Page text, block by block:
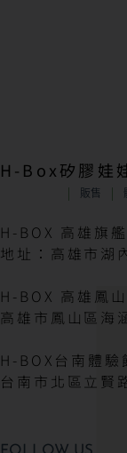
H-Box矽膠娃
販售
H-BOX 高雄旗
地址：高雄市湖
H-BOX 高雄鳳
高雄市鳳山區海
H-BOX台南體驗
台南市北區立賢